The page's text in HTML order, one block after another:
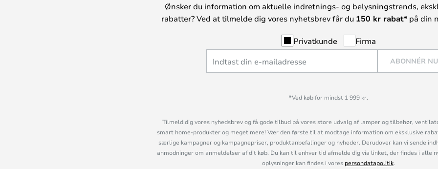
Ønsker du information om aktuelle indretnings- og belysningstrends,
rabatter? Ved at tilmelde dig vores nyhetsbrev får du 150 kr rabat*på din
Privatkunde Firma
ABONNÉR NU
*Ved køb for mindst 1 999 kr.
Tilmeld dig vores nyhedsbrev og få gode tilbud på vores store udvalg af lamper og tilbehør,
smart home-produkter og meget mere! Vær den første til at modtage information om eksklusive
særlige kampagner og kampagnepriser, produktanbefalinger og nyheder. Derudover kan vi sende
anmodninger om anmeldelser af dit køb. Du kan til enhver tid afmelde dig via linket, der findes i alle
oplysninger kan findes i vores persondatapolitik.